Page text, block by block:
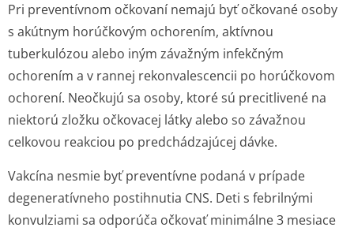
Pri preventívnom očkovaní nemajú byť očkované osoby
s akútnym horúčkovým ochorením, aktívnou
tuberkulózou alebo iným závažným infekčným
ochorením a v rannej rekonvalescencii po horúčkovom
ochorení. Neočkujú sa osoby, ktoré sú precitlivené na
niektorú zložku očkovacej látky alebo so závažnou
celkovou reakciou po predchádzajúcej dáv­ke.
Vakcína nesmie byť preventívne podaná v prípade
degeneratívneho postihnutia CNS. Deti s febrilnými
konvulziami sa odporúča očkovať minimálne 3 mesiace